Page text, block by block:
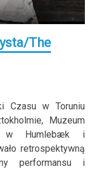
The
Czasu w Toruniu
Muzeum
w Humlebæk i
retrospektywną
performansu i